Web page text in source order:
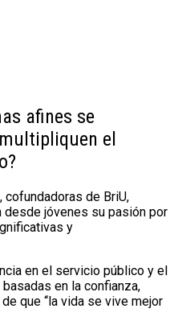
afines se
el
cofundadoras de BriU,
jóvenes su pasión por
y
en el servicio público y el
en la confianza,
que “la vida se vive mejor